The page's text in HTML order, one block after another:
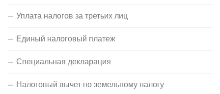
Уплата налогов за третьих лиц
Единый налоговый платеж
Специальная декларация
Налоговый вычет по земельному налогу